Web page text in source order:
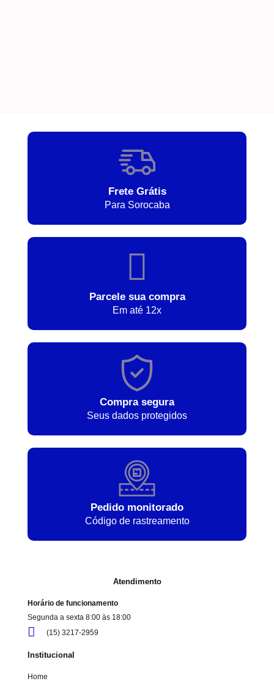
Frete Grátis
Para Sorocaba
Parcele sua compra
Em até 12x
Compra segura
Seus dados protegidos
Pedido monitorado
Código de rastreamento
Atendimento
Horário de funcionamento
Segunda a sexta 8:00 às 18:00
(15) 3217-2959
Institucional
Home